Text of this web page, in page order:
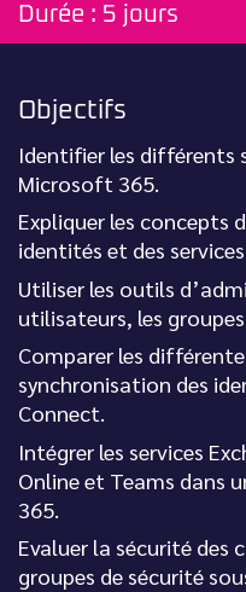
Durée : 5 jours
Objectifs
Identifier les différents
Microsoft 365.
Expliquer les concepts
identités et des
Utiliser les outils
utilisateurs, les
Comparer les
synchronisation des
Connect.
Intégrer les services
Online et Teams dans
365.
Evaluer la sécurité des
groupes de sécurité